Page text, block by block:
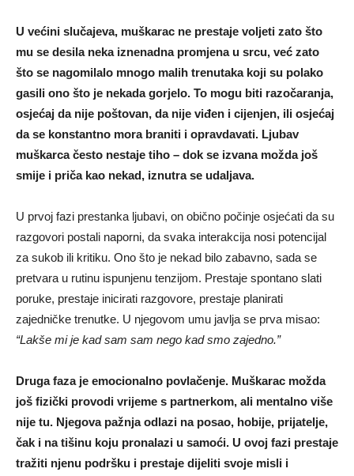
U većini slučajeva, muškarac ne prestaje voljeti zato što
mu se desila neka iznenadna promjena u srcu, već zato
što se nagomilalo mnogo malih trenutaka koji su polako
gasili ono što je nekada gorjelo. To mogu biti razočaranja,
osjećaj da nije poštovan, da nije viđen i cijenjen, ili osjećaj
da se konstantno mora braniti i opravdavati. Ljubav
muškarca često nestaje tiho – dok se izvana možda još
smije i priča kao nekad, iznutra se udaljava.
U prvoj fazi prestanka ljubavi, on obično počinje osjećati da su
razgovori postali naporni, da svaka interakcija nosi potencijal
za sukob ili kritiku. Ono što je nekad bilo zabavno, sada se
pretvara u rutinu ispunjenu tenzijom. Prestaje spontano slati
poruke, prestaje inicirati razgovore, prestaje planirati
zajedničke trenutke. U njegovom umu javlja se prva misao:
“Lakše mi je kad sam sam nego kad smo zajedno.”
Druga faza je emocionalno povlačenje. Muškarac možda
još fizički provodi vrijeme s partnerkom, ali mentalno više
nije tu. Njegova pažnja odlazi na posao, hobije, prijatelje,
čak i na tišinu koju pronalazi u samoći. U ovoj fazi prestaje
tražiti njenu podršku i prestaje dijeliti svoje misli i